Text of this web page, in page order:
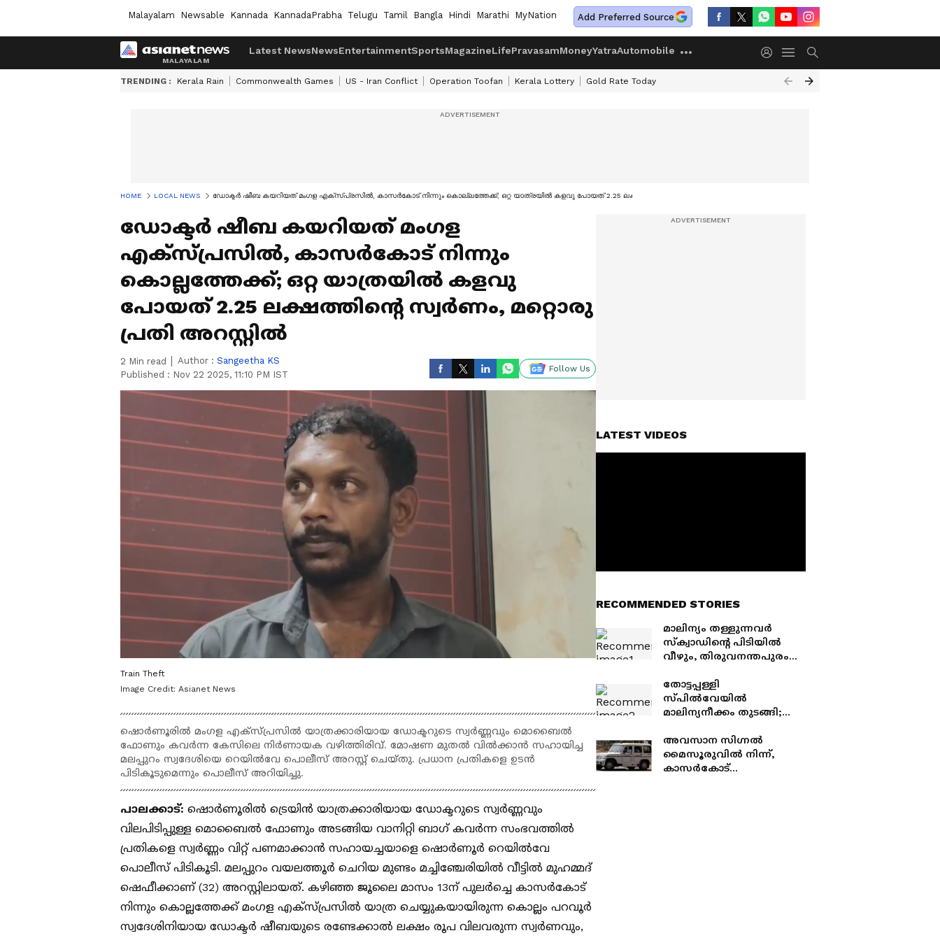
Malayalam Newsable Kannada KannadaPrabha Telugu Tamil Bangla Hindi Marathi MyNation Add Preferred Source
Latest NewsNewsEntertainmentSportsMagazineLifePravasamMoneyYatraAutomobile
TRENDING : Kerala Rain Commonwealth Games US - Iran Conflict Operation Toofan Kerala Lottery Gold Rate Today
HOME LOCAL NEWS ഡോക്ടർ ഷീബ കയറിയത് മംഗള എക്സ്പ്രസിൽ, കാസർകോട് നിന്നും കൊല്ലത്തേക്ക്; ഒറ്റ യാത്രയിൽ കളവു പോയത് 2.25 ലക്ഷത്തിന്റെ സ്വർണം, മറ്റൊരു പ്രതി അറസ്റ്റിൽ
ഡോക്ടർ ഷീബ കയറിയത് മംഗള
എക്സ്പ്രസിൽ, കാസർകോട് നിന്നും
കൊല്ലത്തേക്ക്; ഒറ്റ യാത്രയിൽ കളവു
പോയത് 2.25 ലക്ഷത്തിന്റെ സ്വർണം, മറ്റൊരു
പ്രതി അറസ്റ്റിൽ
2 Min read Author : Sangeetha KS
Published : Nov 22 2025, 11:10 PM IST
Follow Us
Train Theft
Image Credit: Asianet News
ഷൊർണൂരിൽ മംഗള എക്സ്പ്രസിൽ യാത്രക്കാരിയായ ഡോക്ടറുടെ സ്വർണ്ണവും മൊബൈൽ
ഫോണും കവർന്ന കേസിലെ നിർണായക വഴിത്തിരിവ്. മോഷണ മുതൽ വിൽക്കാൻ സഹായിച്ച
മലപ്പുറം സ്വദേശിയെ റെയിൽവേ പൊലീസ് അറസ്റ്റ് ചെയ്തു. പ്രധാന പ്രതികളെ ഉടൻ
പിടികൂടുമെന്നും പൊലീസ് അറിയിച്ചു.
പാലക്കാട്: ഷൊർണൂരിൽ ട്രെയിൻ യാത്രക്കാരിയായ ഡോക്ടറുടെ സ്വർണ്ണവും
വിലപിടിപ്പുള്ള മൊബൈൽ ഫോണും അടങ്ങിയ വാനിറ്റി ബാഗ് കവർന്ന സംഭവത്തിൽ
പ്രതികളെ സ്വർണ്ണം വിറ്റ് പണമാക്കാൻ സഹായച്ചയാളെ ഷൊർണൂർ റെയിൽവേ
പൊലീസ് പിടികൂടി. മലപ്പുറം വയലത്തൂർ ചെറിയ മുണ്ടം മച്ചിഞ്ചേരിയിൽ വീട്ടിൽ മുഹമ്മദ്
ഷെഫീക്കാണ് (32) അറസ്റ്റിലായത്. കഴിഞ്ഞ ജൂലൈ മാസം 13ന് പുലർച്ചെ കാസർകോട്
നിന്നും കൊല്ലത്തേക്ക് മംഗള എക്സ്പ്രസിൽ യാത്ര ചെയ്യുകയായിരുന്ന കൊല്ലം പറവൂർ
സ്വദേശിനിയായ ഡോക്ടർ ഷീബയുടെ രണ്ടേക്കാൽ ലക്ഷം രൂപ വിലവരുന്ന സ്വർണവും,
LATEST VIDEOS
RECOMMENDED STORIES
മാലിന്യം തള്ളുന്നവർ
സ്ക്വാഡിൻ്റെ പിടിയിൽ
വീഴും, തിരുവനന്തപുരം
24 മണിക്കൂറും
നിരീക്ഷണം
തോട്ടപ്പള്ളി
സ്പില്‍വേയിൽ
മാലിന്യനീക്കം തുടങ്ങി;
ഗതാഗതക്കുരുക്ക്
അവസാന സിഗ്നൽ
മൈസൂരുവിൽ നിന്ന്,
കാസർകോട്